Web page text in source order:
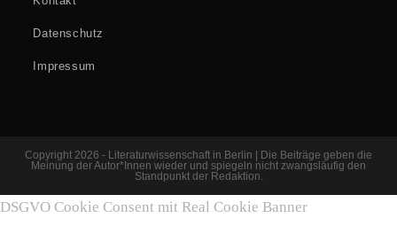
Datenschutz
Impressum
Copyright 2026 - Literaturwissenschaft in Berlin | Die Beiträge geben die
Meinung der Autor*Innen wieder und spiegeln nicht zwangsläufig den
Standpunkt der Redaktion.
DSGVO Cookie Consent mit Real Cookie Banner